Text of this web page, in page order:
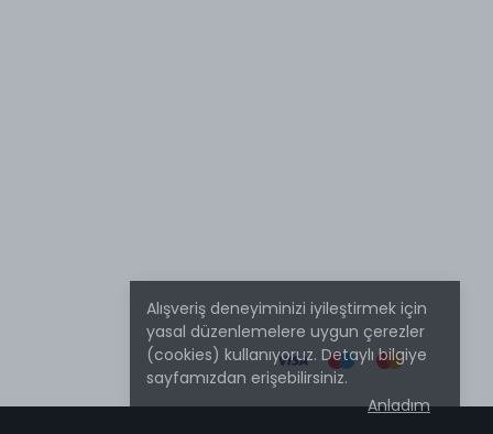
Alışveriş deneyiminizi iyileştirmek için
yasal düzenlemelere uygun çerezler
(cookies) kullanıyoruz. Detaylı bilgiye
sayfamızdan erişebilirsiniz.
Anladım